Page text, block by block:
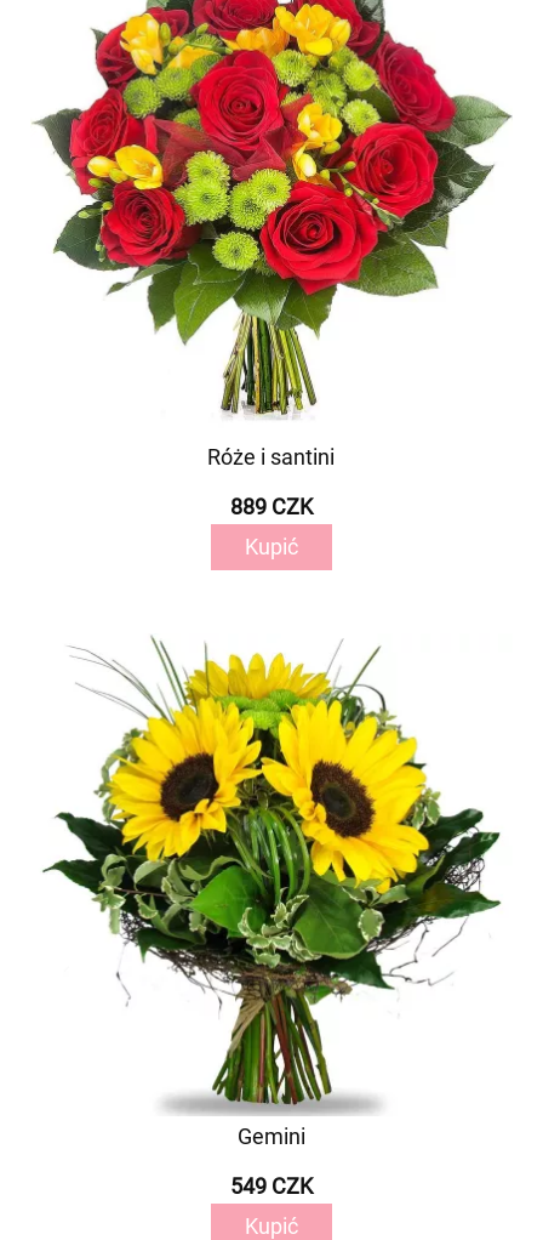
Róże i santini
889 CZK
Kupić
Gemini
549 CZK
Kupić